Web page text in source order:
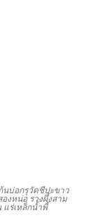
นบ่อกรุวัดชีปะขาว
องหน่อ รวงผึ้งสาม
แร่เหล็กน้ำพี้